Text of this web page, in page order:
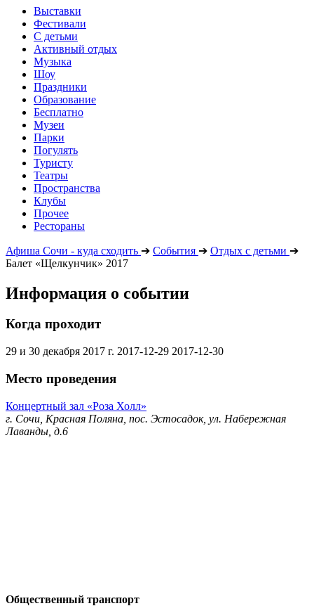
Выставки
Фестивали
С детьми
Активный отдых
Музыка
Шоу
Праздники
Образование
Бесплатно
Музеи
Парки
Погулять
Туристу
Театры
Пространства
Клубы
Прочее
Рестораны
Афиша Сочи - куда сходить ➔ События ➔ Отдых с детьми ➔
Балет «Щелкунчик» 2017
Информация о событии
Когда проходит
29 и 30 декабря 2017 г. 2017-12-29 2017-12-30
Место проведения
Концертный зал «Роза Холл»
г. Сочи, Красная Поляна, пос. Эстосадок, ул. Набережная
Лаванды, д.6
Общественный транспорт